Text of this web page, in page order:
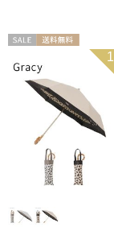
ギフト向け
1